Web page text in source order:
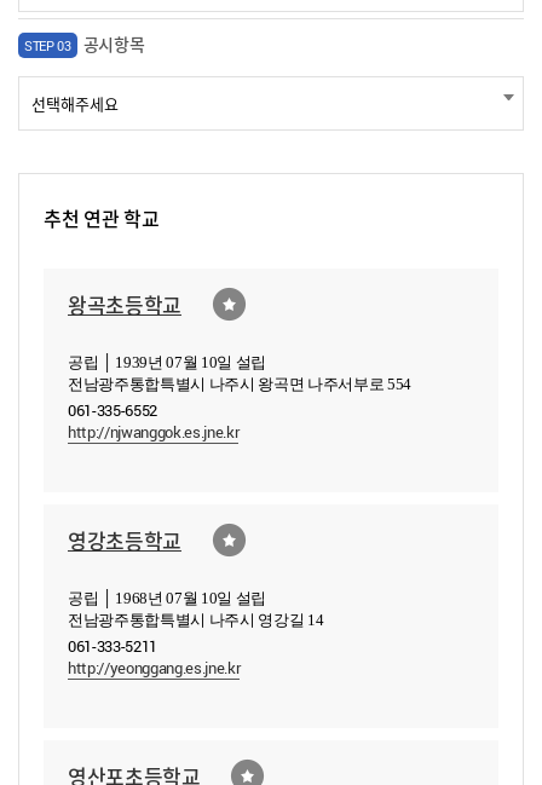
STEP 03 공시항목
추천 연관 학교
왕곡초등학교
공립 │ 1939년 07월 10일 설립
전남광주통합특별시 나주시 왕곡면 나주서부로 554
061-335-6552
http://njwanggok.es.jne.kr
영강초등학교
공립 │ 1968년 07월 10일 설립
전남광주통합특별시 나주시 영강길 14
061-333-5211
http://yeonggang.es.jne.kr
영산포초등학교